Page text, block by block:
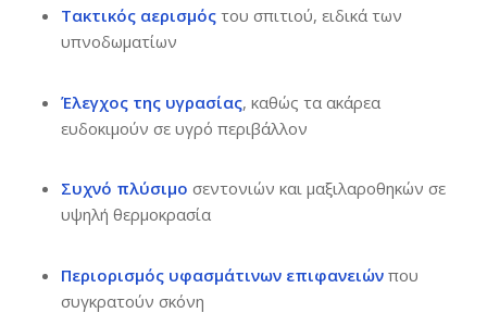
Τακτικός αερισμόςτου σπιτιού, ειδικά των
υπνοδωματίων
Έλεγχος της υγρασίας, καθώς τα ακάρεα
ευδοκιμούν σε υγρό περιβάλλον
Συχνό πλύσιμο σεντονιών και μαξιλαροθηκών σε
υψηλή θερμοκρασία
Περιορισμός υφασμάτινων επιφανειώνπου
συγκρατούν σκόνη